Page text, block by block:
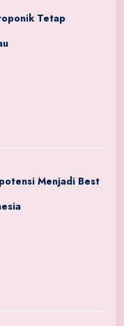
Tetap
Menjadi Best